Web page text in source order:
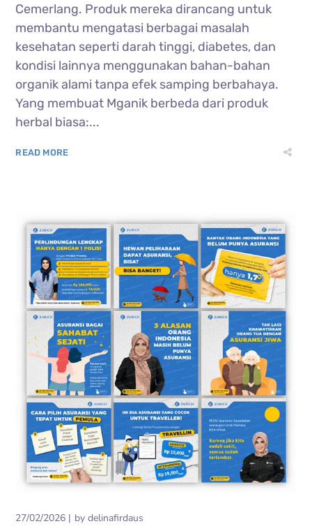
Cemerlang. Produk mereka dirancang untuk
membantu mengatasi berbagai masalah
kesehatan seperti darah tinggi, diabetes, dan
kondisi lainnya menggunakan bahan-bahan
organik alami tanpa efek samping berbahaya.
Yang membuat Mganik berbeda dari produk
herbal biasa:...
READ MORE
27/02/2026 bydelinafirdaus